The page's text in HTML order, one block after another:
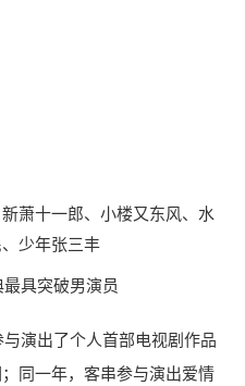
萧十一郎、小楼又东风、水
少年张三丰
具突破男演员
演出了个人首部电视剧作品
同一年，客串参与演出爱情